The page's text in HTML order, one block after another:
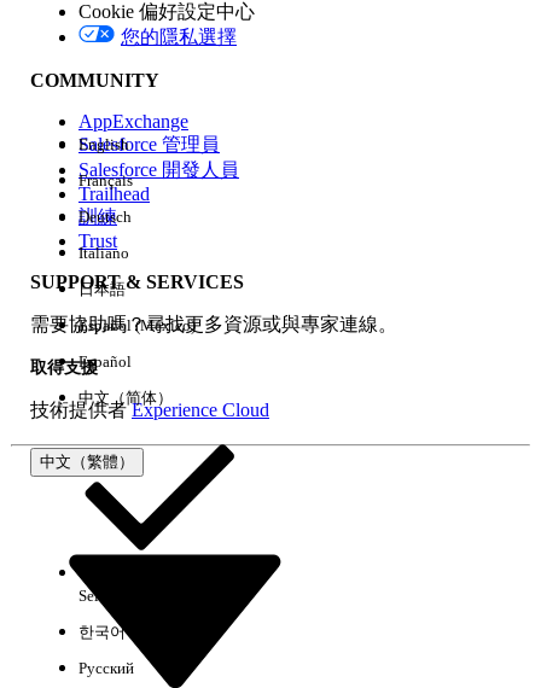
版本
經驗
Cookie 偏好設定中心
您的隱私選擇
COMMUNITY
AppExchange
Salesforce 管理員
Salesforce 開發人員
Trailhead
訓練
Trust
SUPPORT & SERVICES
需要協助嗎？尋找更多資源或與專家連線。
取得支援
技術提供者Experience Cloud
中文（繁體）
English
Français
Deutsch
Italiano
日本語
Español (México)
Español
中文（简体）
Select Org
한국어
Русский